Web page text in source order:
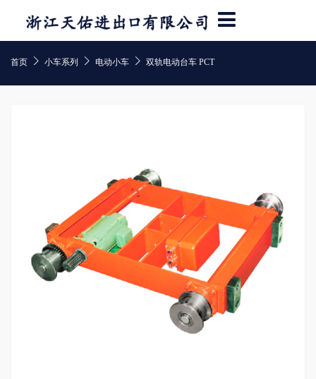
首页  小车系列  电动小车  双轨电动台车 PCT